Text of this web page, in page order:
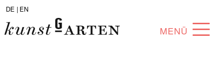
DE | EN
MENÜ